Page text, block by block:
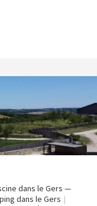
dans le Gers —
dans le Gers |